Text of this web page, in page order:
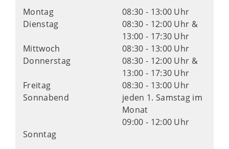
Montag
08:30 - 13:00 Uhr
Dienstag
08:30 - 12:00 Uhr &
13:00 - 17:30 Uhr
Mittwoch
08:30 - 13:00 Uhr
Donnerstag
08:30 - 12:00 Uhr &
13:00 - 17:30 Uhr
Freitag
08:30 - 13:00 Uhr
Sonnabend
jeden 1. Samstag im
Monat
09:00 - 12:00 Uhr
Sonntag